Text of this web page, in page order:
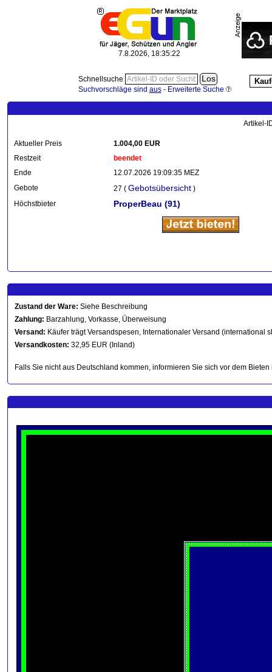
7.8.2026, 18:35:23
Schnellsuche
Suchvorschläge sind aus- Erweiterte Suche
Artikel-
Aktueller Preis
1.004,00 EUR
Restzeit
beendet
Ende
12.07.2026 19:09:35 MEZ
Gebote
27 ( Gebotsübersicht )
Höchstbieter
ProperBeau (91)
Zustand der Ware: Siehe Beschreibung
Zahlung: Barzahlung, Vorkasse, Überweisung
Versand: Käufer trägt Versandspesen, Internationaler Versand (international
Versandkosten: 32,95 EUR (Inland)
Falls Sie nicht aus Deutschland kommen, informieren Sie sich vor dem